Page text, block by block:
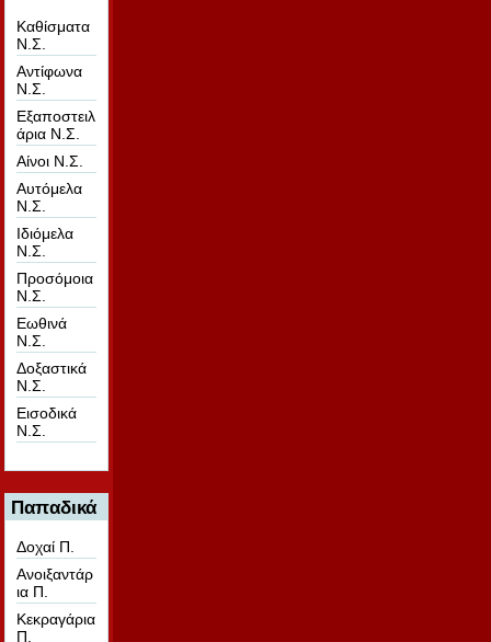
Καθίσματα
Ν.Σ.
Αντίφωνα
Ν.Σ.
Εξαποστειλ
άρια Ν.Σ.
Αίνοι Ν.Σ.
Αυτόμελα
Ν.Σ.
Ιδιόμελα
Ν.Σ.
Προσόμοια
Ν.Σ.
Εωθινά
Ν.Σ.
Δοξαστικά
Ν.Σ.
Εισοδικά
Ν.Σ.
Παπαδικά
Δοχαί Π.
Ανοιξαντάρ
ια Π.
Κεκραγάρια
Π.